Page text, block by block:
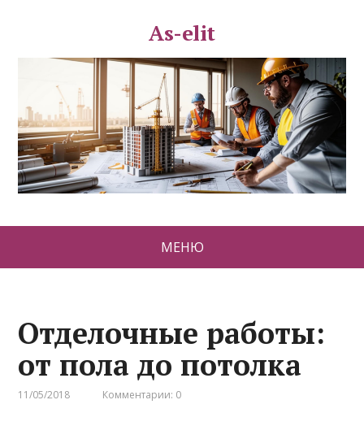
As-elit
МЕНЮ
Отделочные работы:
от пола до потолка
11/05/2018 Комментарии: 0